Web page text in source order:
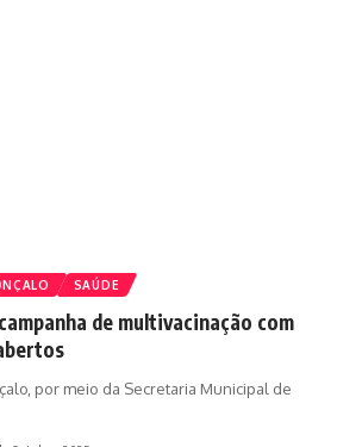
SAÚDE
de multivacinação com
por meio da Secretaria Municipal de